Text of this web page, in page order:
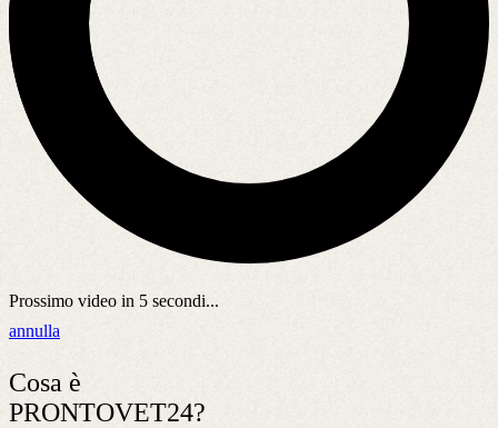
Prossimo video in 5 secondi...
annulla
Cosa è
PRONTOVET24?